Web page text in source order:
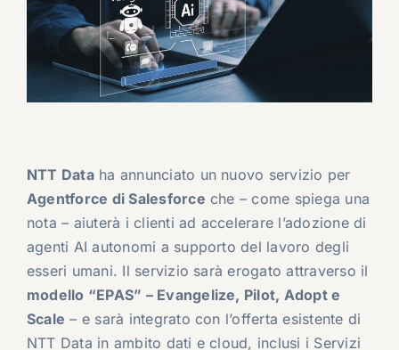
NTT Dataha annunciato un nuovo servizio per
Agentforce di Salesforce che – come spiega una
nota – aiuterà i clienti ad accelerare l’adozione di
agenti AI autonomi a supporto del lavoro degli
esseri umani. Il servizio sarà erogato attraverso il
modello “EPAS” – Evangelize, Pilot, Adopt e
Scale – e sarà integrato con l’offerta esistente di
NTT Data in ambito dati e cloud, inclusi i Servizi